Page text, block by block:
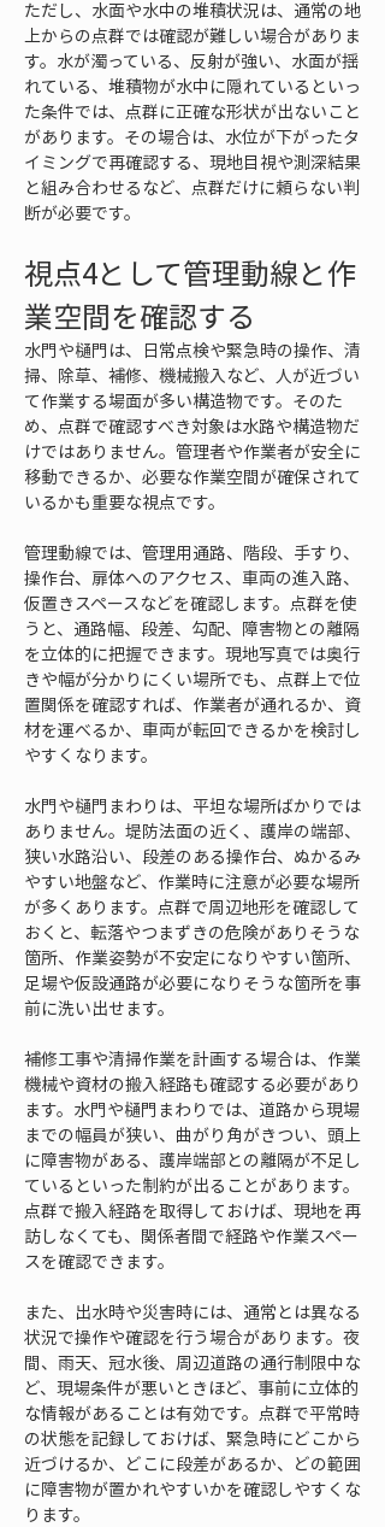
ただし、水面や水中の堆積状況は、通常の地
上からの点群では確認が難しい場合がありま
す。水が濁っている、反射が強い、水面が揺
れている、堆積物が水中に隠れているといっ
た条件では、点群に正確な形状が出ないこと
があります。その場合は、水位が下がったタ
イミングで再確認する、現地目視や測深結果
と組み合わせるなど、点群だけに頼らない判
断が必要です。
視点4として管理動線と作
業空間を確認する
水門や樋門は、日常点検や緊急時の操作、清
掃、除草、補修、機械搬入など、人が近づい
て作業する場面が多い構造物です。そのた
め、点群で確認すべき対象は水路や構造物だ
けではありません。管理者や作業者が安全に
移動できるか、必要な作業空間が確保されて
いるかも重要な視点です。
管理動線では、管理用通路、階段、手すり、
操作台、扉体へのアクセス、車両の進入路、
仮置きスペースなどを確認します。点群を使
うと、通路幅、段差、勾配、障害物との離隔
を立体的に把握できます。現地写真では奥行
きや幅が分かりにくい場所でも、点群上で位
置関係を確認すれば、作業者が通れるか、資
材を運べるか、車両が転回できるかを検討し
やすくなります。
水門や樋門まわりは、平坦な場所ばかりでは
ありません。堤防法面の近く、護岸の端部、
狭い水路沿い、段差のある操作台、ぬかるみ
やすい地盤など、作業時に注意が必要な場所
が多くあります。点群で周辺地形を確認して
おくと、転落やつまずきの危険がありそうな
箇所、作業姿勢が不安定になりやすい箇所、
足場や仮設通路が必要になりそうな箇所を事
前に洗い出せます。
補修工事や清掃作業を計画する場合は、作業
機械や資材の搬入経路も確認する必要があり
ます。水門や樋門まわりでは、道路から現場
までの幅員が狭い、曲がり角がきつい、頭上
に障害物がある、護岸端部との離隔が不足し
ているといった制約が出ることがあります。
点群で搬入経路を取得しておけば、現地を再
訪しなくても、関係者間で経路や作業スペー
スを確認できます。
また、出水時や災害時には、通常とは異なる
状況で操作や確認を行う場合があります。夜
間、雨天、冠水後、周辺道路の通行制限中な
ど、現場条件が悪いときほど、事前に立体的
な情報があることは有効です。点群で平常時
の状態を記録しておけば、緊急時にどこから
近づけるか、どこに段差があるか、どの範囲
に障害物が置かれやすいかを確認しやすくな
ります。